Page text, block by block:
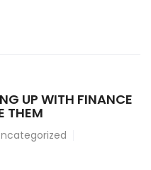
UP WITH FINANCE
THEM